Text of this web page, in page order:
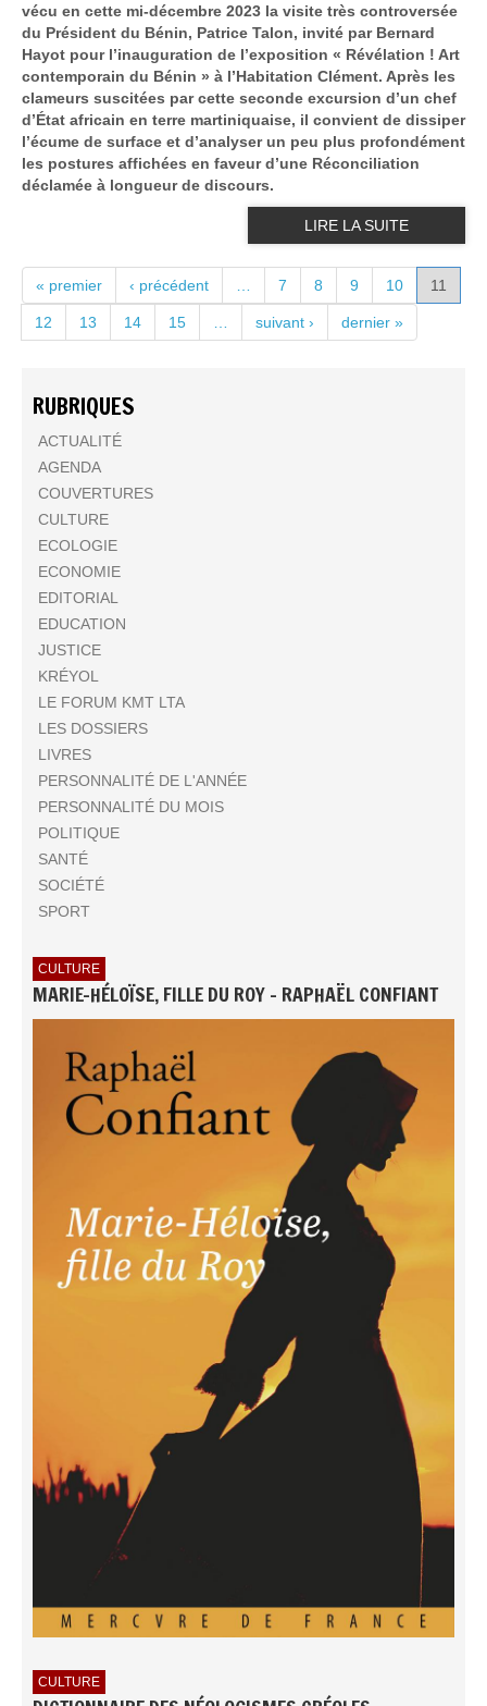
vécu en cette mi-décembre 2023 la visite très controversée
du Président du Bénin, Patrice Talon, invité par Bernard
Hayot pour l’inauguration de l’exposition « Révélation ! Art
contemporain du Bénin » à l’Habitation Clément. Après les
clameurs suscitées par cette seconde excursion d’un chef
d’État africain en terre martiniquaise, il convient de dissiper
l’écume de surface et d’analyser un peu plus profondément
les postures affichées en faveur d’une Réconciliation
déclamée à longueur de discours.
LIRE LA SUITE
PAGES
« premier ‹ précédent 7 8 9 10 11
12 13 14 15 suivant › dernier »
RUBRIQUES
ACTUALITÉ
AGENDA
COUVERTURES
CULTURE
ECOLOGIE
ECONOMIE
EDITORIAL
EDUCATION
JUSTICE
KRÉYOL
LE FORUM KMT LTA
LES DOSSIERS
LIVRES
PERSONNALITÉ DE L'ANNÉE
PERSONNALITÉ DU MOIS
POLITIQUE
SANTÉ
SOCIÉTÉ
SPORT
CULTURE
MARIE-HÉLOÏSE, FILLE DU ROY - RAPHAËL CONFIANT
CULTURE